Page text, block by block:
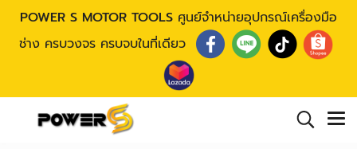
POWER S MOTOR TOOLS ศูนย์จำหน่ายอุปกรณ์เครื่องมือ
ช่าง ครบวงจร ครบจบในที่เดียว